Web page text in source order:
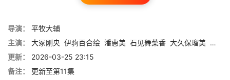
导演：
平牧大辅
主演：
大冢刚央 伊驹百合绘 潘惠美 石见舞菜香 大久保瑠美 高桥
更新：
2026-03-25 23:15
备注：
更新至第11集